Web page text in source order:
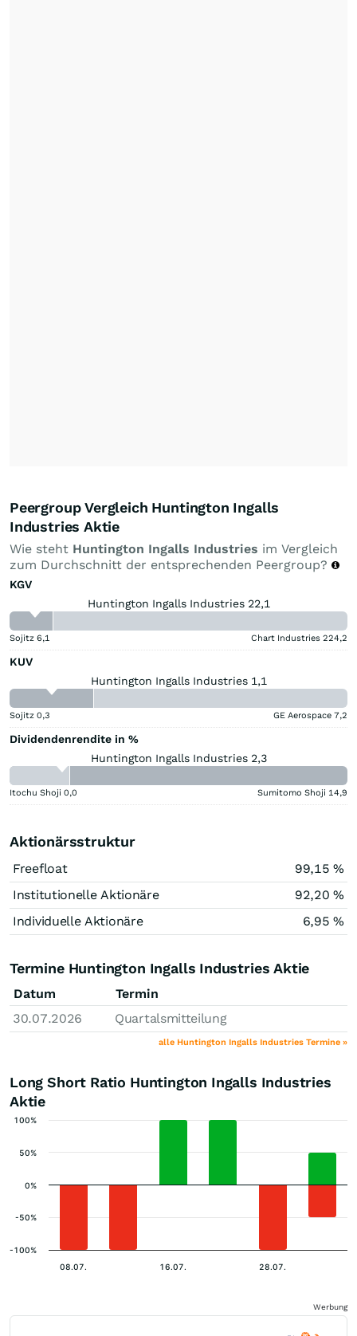
Peergroup Vergleich Huntington Ingalls
Industries Aktie
Wie steht Huntington Ingalls Industries im Vergleich
zum Durchschnitt der entsprechenden Peergroup?
KGV
Huntington Ingalls Industries 22,1
Sojitz 6,1 Chart Industries 224,2
KUV
Huntington Ingalls Industries 1,1
Sojitz 0,3 GE Aerospace 7,2
Dividendenrendite in %
Huntington Ingalls Industries 2,3
Itochu Shoji 0,0 Sumitomo Shoji 14,9
Aktionärsstruktur
Freefloat
99,15 %
Institutionelle Aktionäre
92,20 %
Individuelle Aktionäre
6,95 %
Termine Huntington Ingalls Industries Aktie
Datum
Termin
30.07.2026
Quartalsmitteilung
alle Huntington Ingalls Industries Termine »
Long Short Ratio Huntington Ingalls Industries
Aktie
08.07. 16.07. 28.07.
-100%
-50%
0%
50%
100%
Werbung